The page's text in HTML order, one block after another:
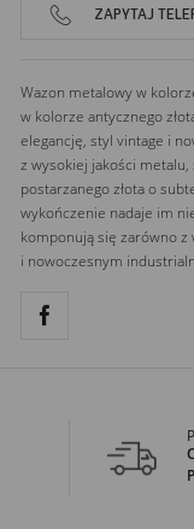
ZAPYTAJ
Wazon metalowy w
w kolorze antycznego
elegancję, styl vintage i
z wysokiej jakości
postarzanego złota o
wykończenie nadaje im
komponują się zarówno
i nowoczesnym